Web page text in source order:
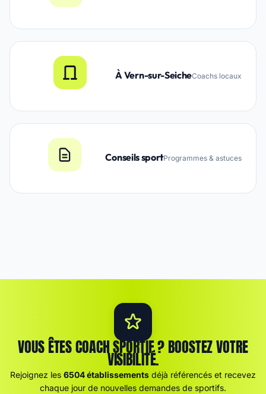
À Vern-sur-SeicheCoachs locaux
Conseils sportProgrammes & astuces
VOUS ÊTES COACH SPORTIF ? BOOSTEZ VOTRE
VISIBILITÉ.
Rejoignez les 6504 établissements déjà référencés et recevez
chaque jour de nouvelles demandes de sportifs.